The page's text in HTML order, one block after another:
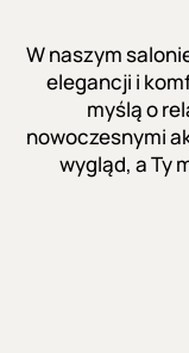
W naszym
elegancji i
myślą o
nowoczesnymi
wygląd, a Ty